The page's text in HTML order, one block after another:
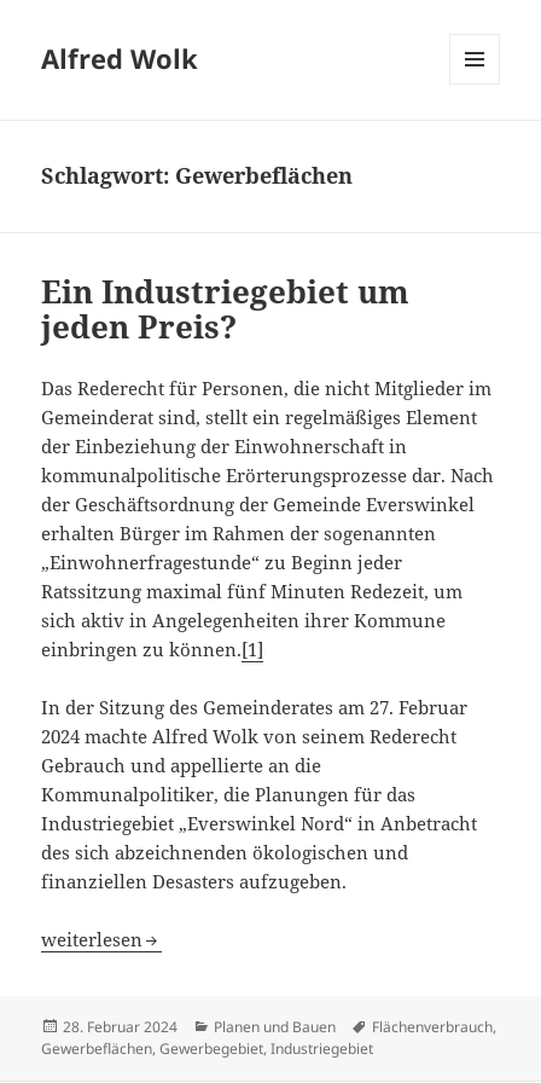
Alfred Wolk
Schlagwort: Gewerbeflächen
Ein Industriegebiet um
jeden Preis?
Das Rederecht für Personen, die nicht Mitglieder im
Gemeinderat sind, stellt ein regelmäßiges Element
der Einbeziehung der Einwohnerschaft in
kommunalpolitische Erörterungsprozesse dar. Nach
der Geschäftsordnung der Gemeinde Everswinkel
erhalten Bürger im Rahmen der sogenannten
„Einwohnerfragestunde“ zu Beginn jeder
Ratssitzung maximal fünf Minuten Redezeit, um
sich aktiv in Angelegenheiten ihrer Kommune
einbringen zu können.[1]
In der Sitzung des Gemeinderates am 27. Februar
2024 machte Alfred Wolk von seinem Rederecht
Gebrauch und appellierte an die
Kommunalpolitiker, die Planungen für das
Industriegebiet „Everswinkel Nord“ in Anbetracht
des sich abzeichnenden ökologischen und
finanziellen Desasters aufzugeben.
Ein Industriegebiet um jeden Preis?
weiterlesen
Veröffentlicht
am
28. Februar 2024 Kategorien
Planen und Bauen Schlagwörter
Flächenverbrauch,
Gewerbeflächen,Gewerbegebiet,Industriegebiet